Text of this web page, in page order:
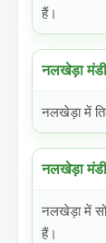
हैं।
नलखेड़ा
नलखेड़ा में
नलखेड़ा मंडी
नलखेड़ा में
हैं।